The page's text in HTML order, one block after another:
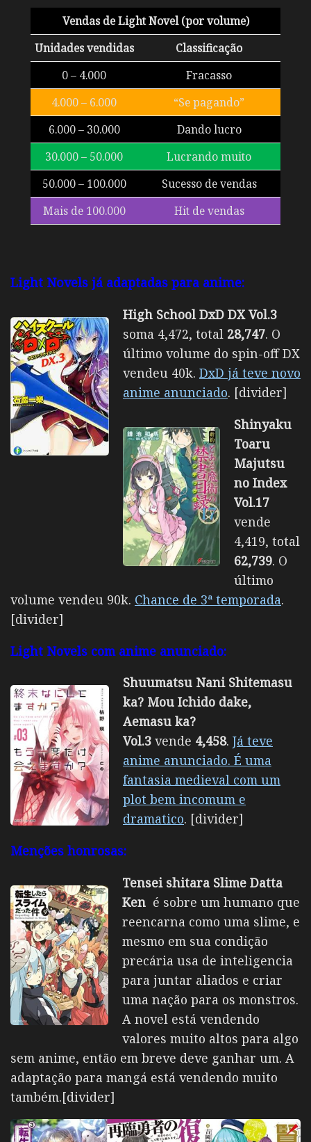
Vendas de Light Novel (por volume)
Unidades vendidas
Classificação
0 – 4.000
Fracasso
4.000 – 6.000
“Se pagando”
6.000 – 30.000
Dando lucro
30.000 – 50.000
Lucrando muito
50.000 – 100.000
Sucesso de vendas
Mais de 100.000
Hit de vendas
Light Novels já adaptadas para anime:
High School DxD DX Vol.3
soma 4,472, total 28,747. O
último volume do spin-off DX
vendeu 40k. DxD já teve novo
anime anunciado. [divider]
Shinyaku
Toaru
Majutsu
no Index
Vol.17
vende
4,419, total
62,739. O
último
volume vendeu 90k. Chance de 3ª temporada.
[divider]
Light Novels com anime anunciado:
Shuumatsu Nani Shitemasu
ka? Mou Ichido dake,
Aemasu ka?
Vol.3 vende 4,458. Já teve
anime anunciado. É uma
fantasia medieval com um
plot bem incomum e
dramatico. [divider]
Menções honrosas:
Tensei shitara Slime Datta
Ken é sobre um humano que
reencarna como uma slime, e
mesmo em sua condição
precária usa de inteligencia
para juntar aliados e criar
uma nação para os monstros.
A novel está vendendo
valores muito altos para algo
sem anime, então em breve deve ganhar um. A
adaptação para mangá está vendendo muito
também.[divider]